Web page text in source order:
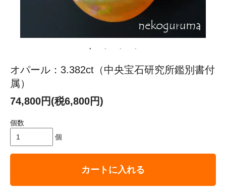
オパール：3.382ct（中央宝石研究所鑑別書付
属）
74,800円(税6,800円)
個数
個
カートに入れる